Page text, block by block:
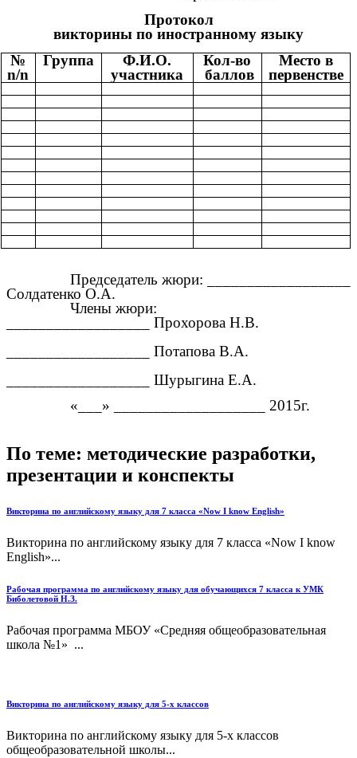
Протокол
викторины по иностранному языку
№
n/n
Группа
Ф.И.О.
участника
Кол-во
баллов
Место в
первенстве
Председатель жюри: __________________
Солдатенко О.А.
Члены жюри:
__________________ Прохорова Н.В.
__________________ Потапова В.А.
__________________ Шурыгина Е.А.
«___» ___________________ 2015г.
По теме: методические разработки,
презентации и конспекты
Викторина по английскому языку для 7 класса «Now I know English»
Викторина по английскому языку для 7 класса «Now I know
English»...
Рабочая программа по английскому языку для обучающихся 7 класса к УМК
Биболетовой Н.З.
Рабочая программа МБОУ «Средняя общеобразовательная
школа №1» ...
Викторина по английскому языку для 5-х классов
Викторина по английскому языку для 5-х классов
общеобразовательной школы...